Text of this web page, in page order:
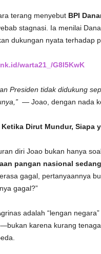
terang menyebut BPI
stagnasi. Ia menilai
dukungan nyata terhadap
warta21_/G8l5KwK
Presiden tidak didukung
— Joao, dengan nada
Dirut Mundur, Siapa
diri Joao bukan hanya
pangan nasional
gagal, pertanyaannya
gagal?”
adalah “lengan
karena kurang